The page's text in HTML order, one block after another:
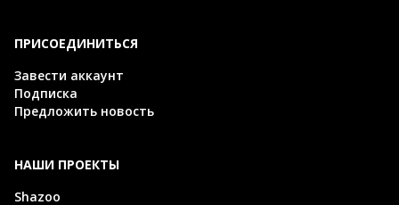
ПРИСОЕДИНИТЬСЯ
Завести аккаунт
Подписка
Предложить новость
НАШИ ПРОЕКТЫ
Shazoo